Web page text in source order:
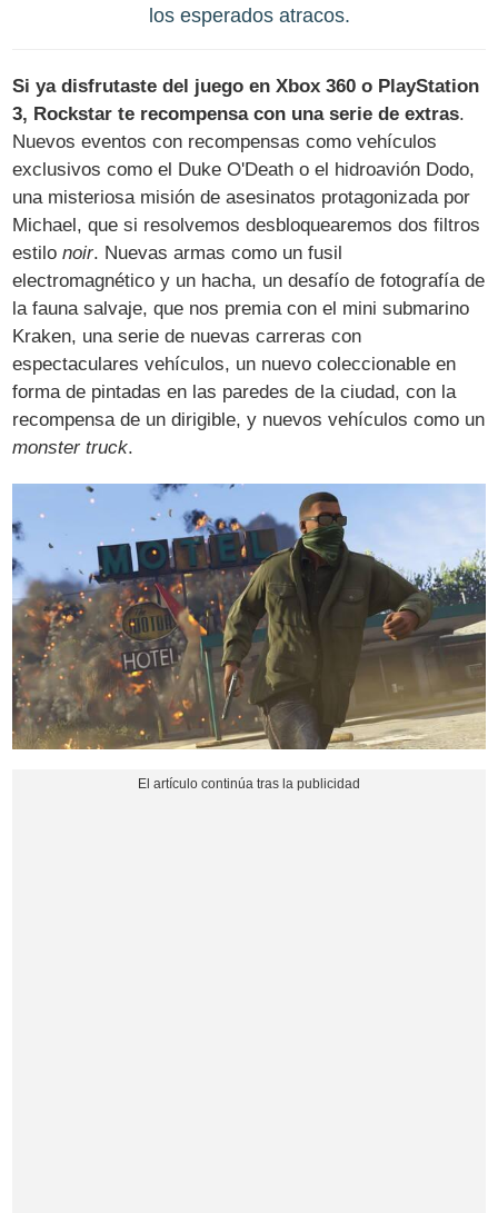
los esperados atracos.
Si ya disfrutaste del juego en Xbox 360 o PlayStation
3, Rockstar te recompensa con una serie de extras.
Nuevos eventos con recompensas como vehículos
exclusivos como el Duke O'Death o el hidroavión Dodo,
una misteriosa misión de asesinatos protagonizada por
Michael, que si resolvemos desbloquearemos dos filtros
estilonoir. Nuevas armas como un fusil
electromagnético y un hacha, un desafío de fotografía de
la fauna salvaje, que nos premia con el mini submarino
Kraken, una serie de nuevas carreras con
espectaculares vehículos, un nuevo coleccionable en
forma de pintadas en las paredes de la ciudad, con la
recompensa de un dirigible, y nuevos vehículos como un
monster truck.